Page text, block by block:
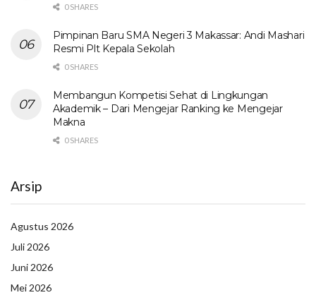
0 SHARES
Pimpinan Baru SMA Negeri 3 Makassar: Andi Mashari
Resmi Plt Kepala Sekolah
0 SHARES
Membangun Kompetisi Sehat di Lingkungan
Akademik – Dari Mengejar Ranking ke Mengejar
Makna
0 SHARES
Arsip
Agustus 2026
Juli 2026
Juni 2026
Mei 2026